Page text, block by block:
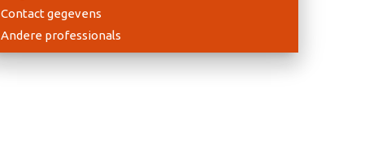
Contact gegevens
Andere professionals